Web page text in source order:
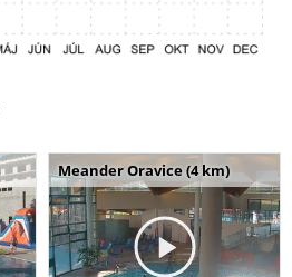
Meander Oravice (4 km)